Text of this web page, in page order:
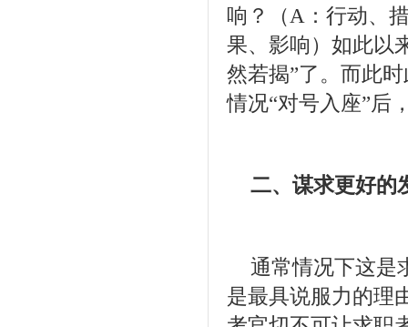
响？（A：行动、
果、影响）如此以
然若揭”了。而此
情况“对号入座”后
二、谋求更好的
通常情况下这是
是最具说服力的理